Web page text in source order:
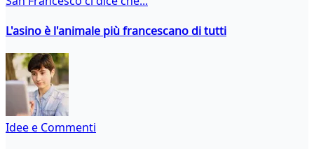
L'asino è l'animale più francescano di tutti
Idee e Commenti